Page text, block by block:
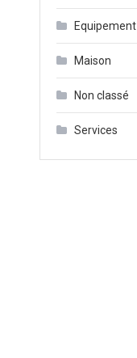
Equipement
Maison
Non classé
Services